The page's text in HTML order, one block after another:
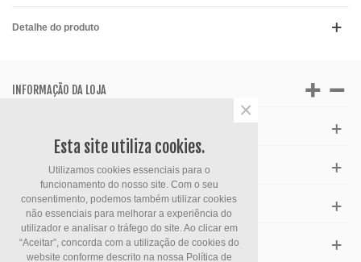
Detalhe do produto
INFORMAÇÃO DA LOJA
HORÁRIO
FACEBOOK
ESPECIAIS
Esta site utiliza cookies.
Utilizamos cookies essenciais para o
funcionamento do nosso site. Com o seu
consentimento, podemos também utilizar cookies
não essenciais para melhorar a experiência do
utilizador e analisar o tráfego do site. Ao clicar em
“Aceitar”, concorda com a utilização de cookies do
website conforme descrito na nossa Política de
×